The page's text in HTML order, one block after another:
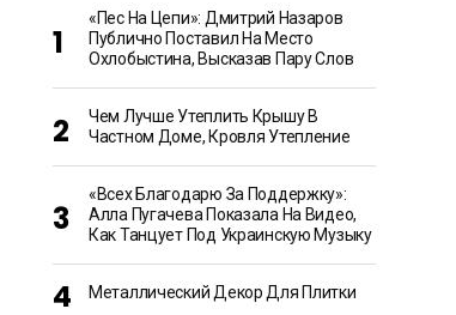
«Пес На Цепи»: Дмитрий Назаров
Публично Поставил На Место
Охлобыстина, Высказав Пару Слов
Чем Лучше Утеплить Крышу В
Частном Доме, Кровля Утепление
«Всех Благодарю За Поддержку»:
Алла Пугачева Показала На Видео,
Как Танцует Под Украинскую Музыку
Металлический Декор Для Плитки